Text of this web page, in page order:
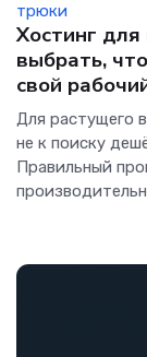
трюки
Хостинг для
выбрать,
свой
Для растущего
не к поиску
Правильный